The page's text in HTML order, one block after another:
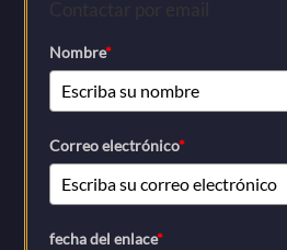
Nombre*
Correo electrónico*
fecha del enlace*